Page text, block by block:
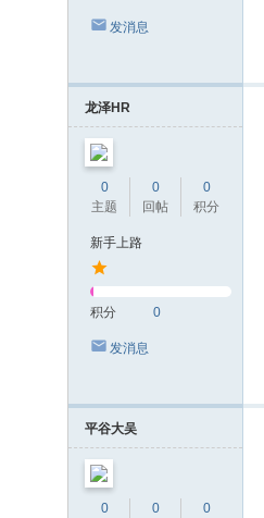
发消息
龙泽HR
0
主题
0
回帖
0
积分
新手上路
积分 0
发消息
平谷大吴
0
0
0